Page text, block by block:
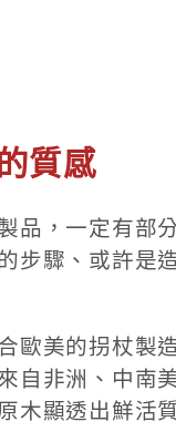
質感
品，一定有部
步驟、或許是
歐美的拐杖製
自非洲、中南
木顯透出鮮活